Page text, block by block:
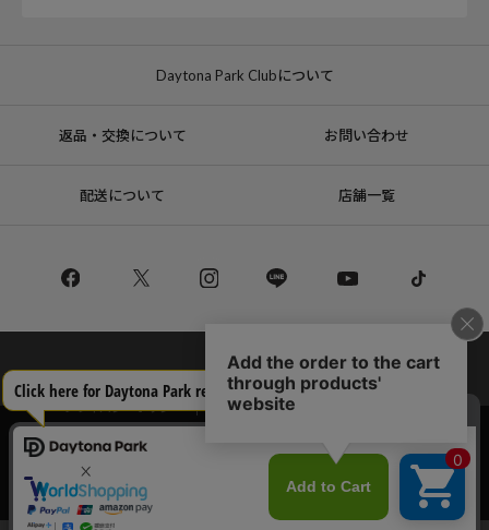
Daytona Park Clubについて
返品・交換について お問い合わせ
配送について 店舗一覧
リクルート
サステナブルマークについて
特定商取引法・古物営業法に基づく表記
Copyright © DAYTONA INTERNATIONAL Co.,Ltd All Rights Reserved.
当サイトでは利用体験の向上およびコンテンツの最適な提供、トラフィック
の分析を目的としてCookieを使用しています。
サイトの閲覧を継続された場合、Cookieの利用に同意したことものといたし
ます。